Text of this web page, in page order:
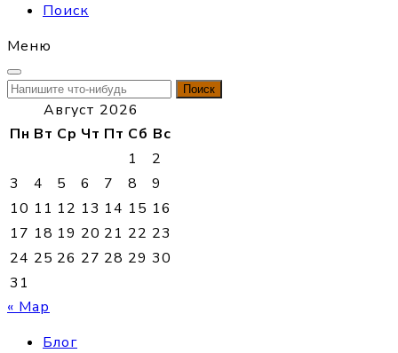
Поиск
Меню
Найти:
Август 2026
Пн Вт Ср Чт Пт Сб Вс
1
2
3
4 5 6 7 8
9
10 11 12 13 14 15 16
17 18 19 20 21 22 23
24 25 26 27 28 29 30
31
« Мар
Блог